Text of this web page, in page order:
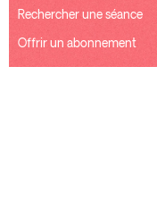
Rechercher une séance
Offrir un abonnement